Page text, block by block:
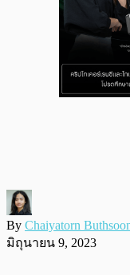
By Chaiyatorn
มิถุนายน 9, 2023